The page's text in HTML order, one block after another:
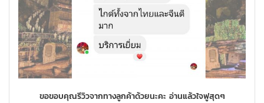
ขอขอบคุณรีวิวจากทางลูกค้าด้วยนะคะ อ่านแล้วใจฟูสุดๆ